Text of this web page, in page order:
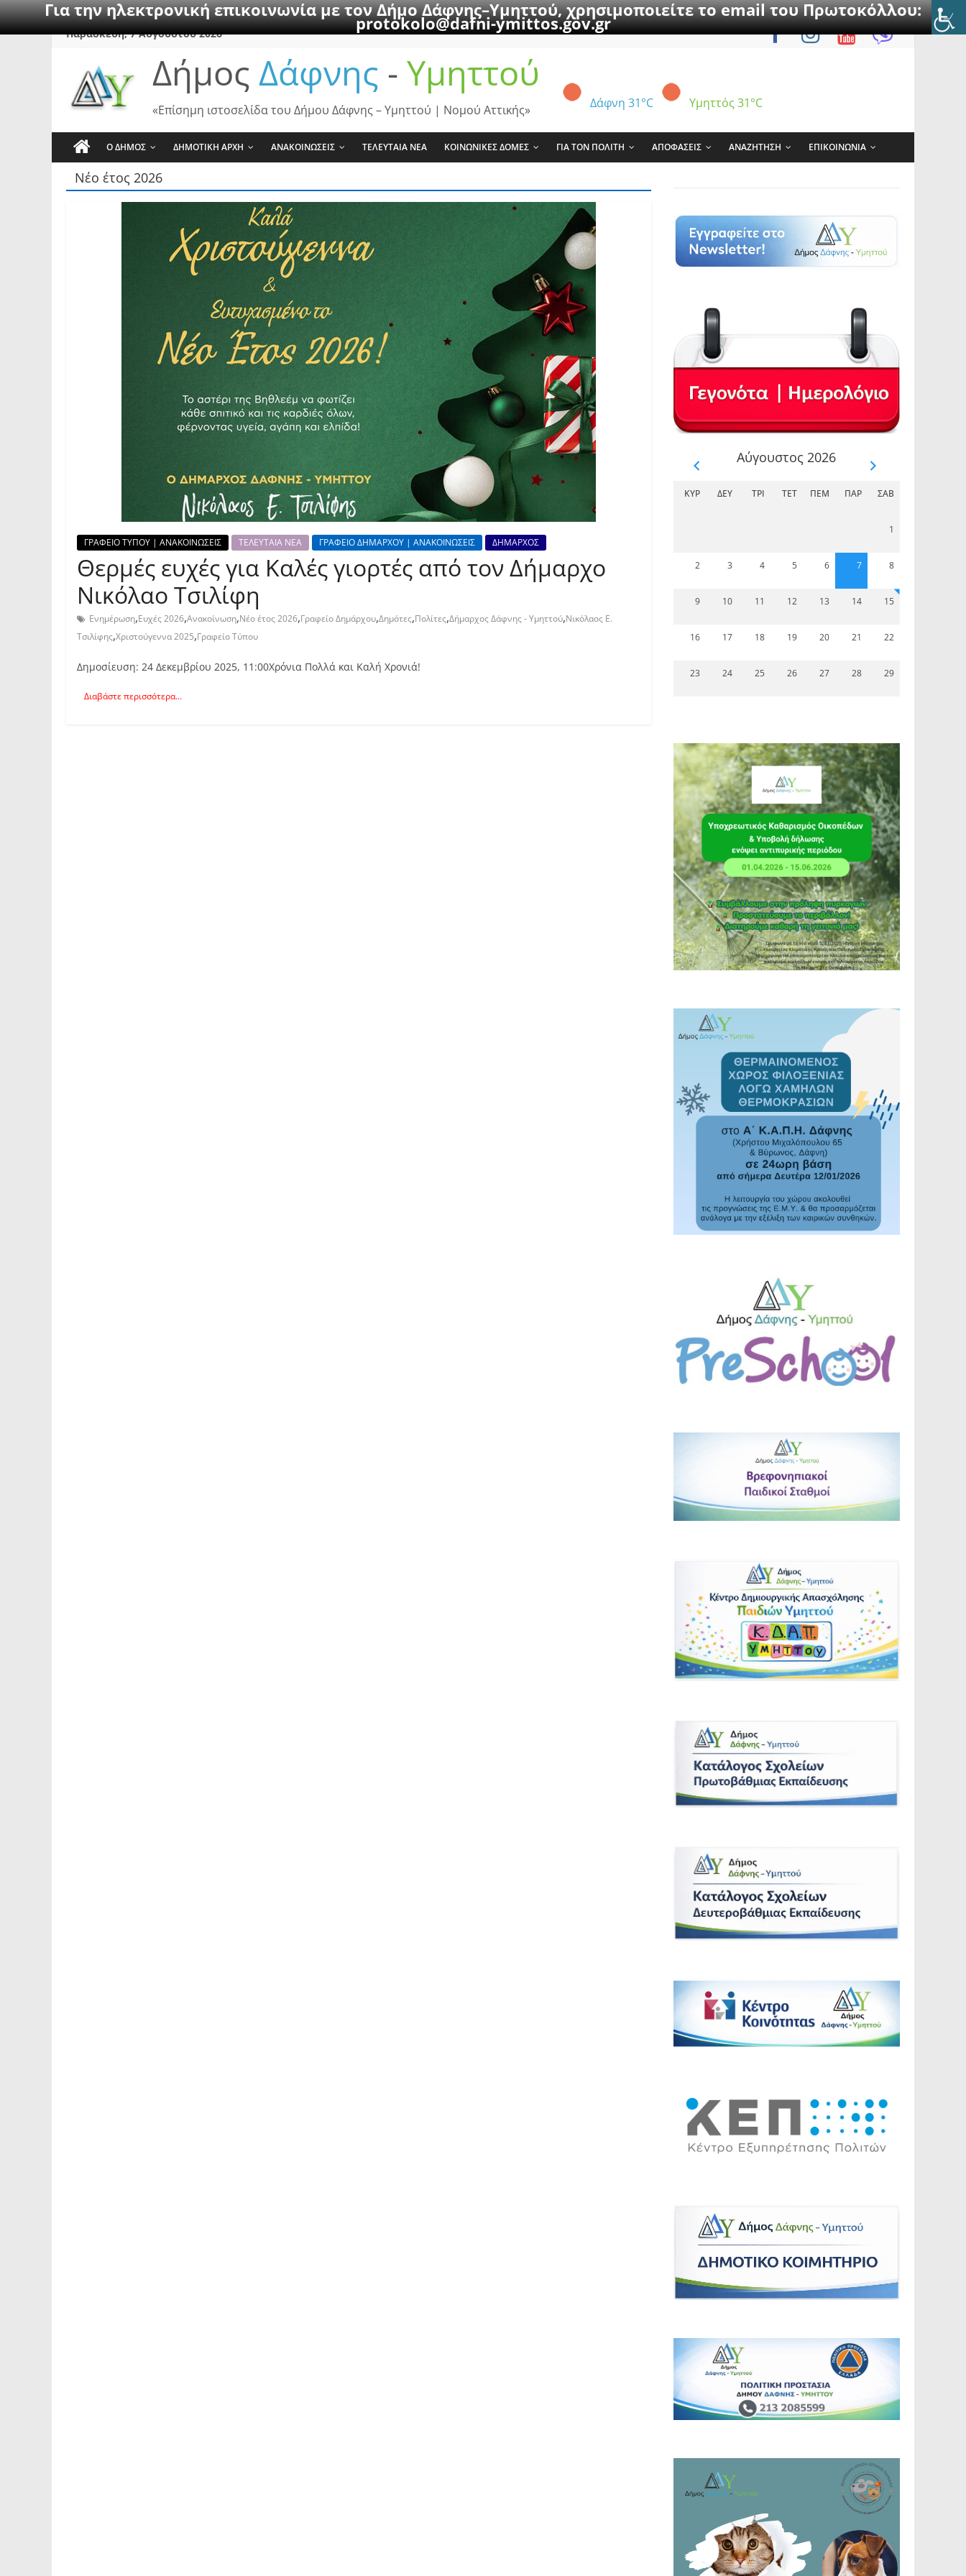
Για την ηλεκτρονική επικοινωνία με τον Δήμο Δάφνης–Υμηττού, χρησιμοποιείτε το email του Πρωτοκόλλου:
protokolo@dafni-ymittos.gov.gr
SkipΠαρασκευή, 7 Αυγούστου 2026
Δήμος Δάφνης - Υμηττού
Δάφνη 31°C Υμηττός 31°C
«Επίσημη ιστοσελίδα του Δήμου Δάφνης – Υμηττού | Νομού Αττικής»
Ο ΔΗΜΟΣ ΔΗΜΟΤΙΚΗ ΑΡΧΗ ΑΝΑΚΟΙΝΩΣΕΙΣ ΤΕΛΕΥΤΑΙΑ ΝΕΑ ΚΟΙΝΩΝΙΚΕΣ ΔΟΜΕΣ ΓΙΑ ΤΟΝ ΠΟΛΙΤΗ ΑΠΟΦΑΣΕΙΣ ΑΝΑΖΗΤΗΣΗ ΕΠΙΚΟΙΝΩΝΙΑ
Νέο έτος 2026
ΓΡΑΦΕΙΟ ΤΥΠΟΥ | ΑΝΑΚΟΙΝΩΣΕΙΣ ΤΕΛΕΥΤΑΙΑ ΝΕΑ ΓΡΑΦΕΙΟ ΔΗΜΑΡΧΟΥ | ΑΝΑΚΟΙΝΩΣΕΙΣ ΔΗΜΑΡΧΟΣ
Θερμές ευχές για Καλές γιορτές από τον Δήμαρχο
Νικόλαο Τσιλίφη
Ενημέρωση,Ευχές 2026,Ανακοίνωση,Νέο έτος 2026,Γραφείο Δημάρχου,Δημότες,Πολίτες,Δήμαρχος Δάφνης - Υμηττού,Νικόλαος Ε.
Τσιλίφης,Χριστούγεννα 2025,Γραφείο Τύπου
Δημοσίευση: 24 Δεκεμβρίου 2025, 11:00Χρόνια Πολλά και Καλή Χρονιά!
Διαβάστε περισσότερα...
Αύγουστος 2026
ΚΥΡ ΔΕΥ ΤΡΊ ΤΕΤ ΠΈΜ ΠΑΡ ΣΆΒ
1
2 3 4 5 6 7 8
9 10 11 12 13 14 15
16 17 18 19 20 21 22
23 24 25 26 27 28 29